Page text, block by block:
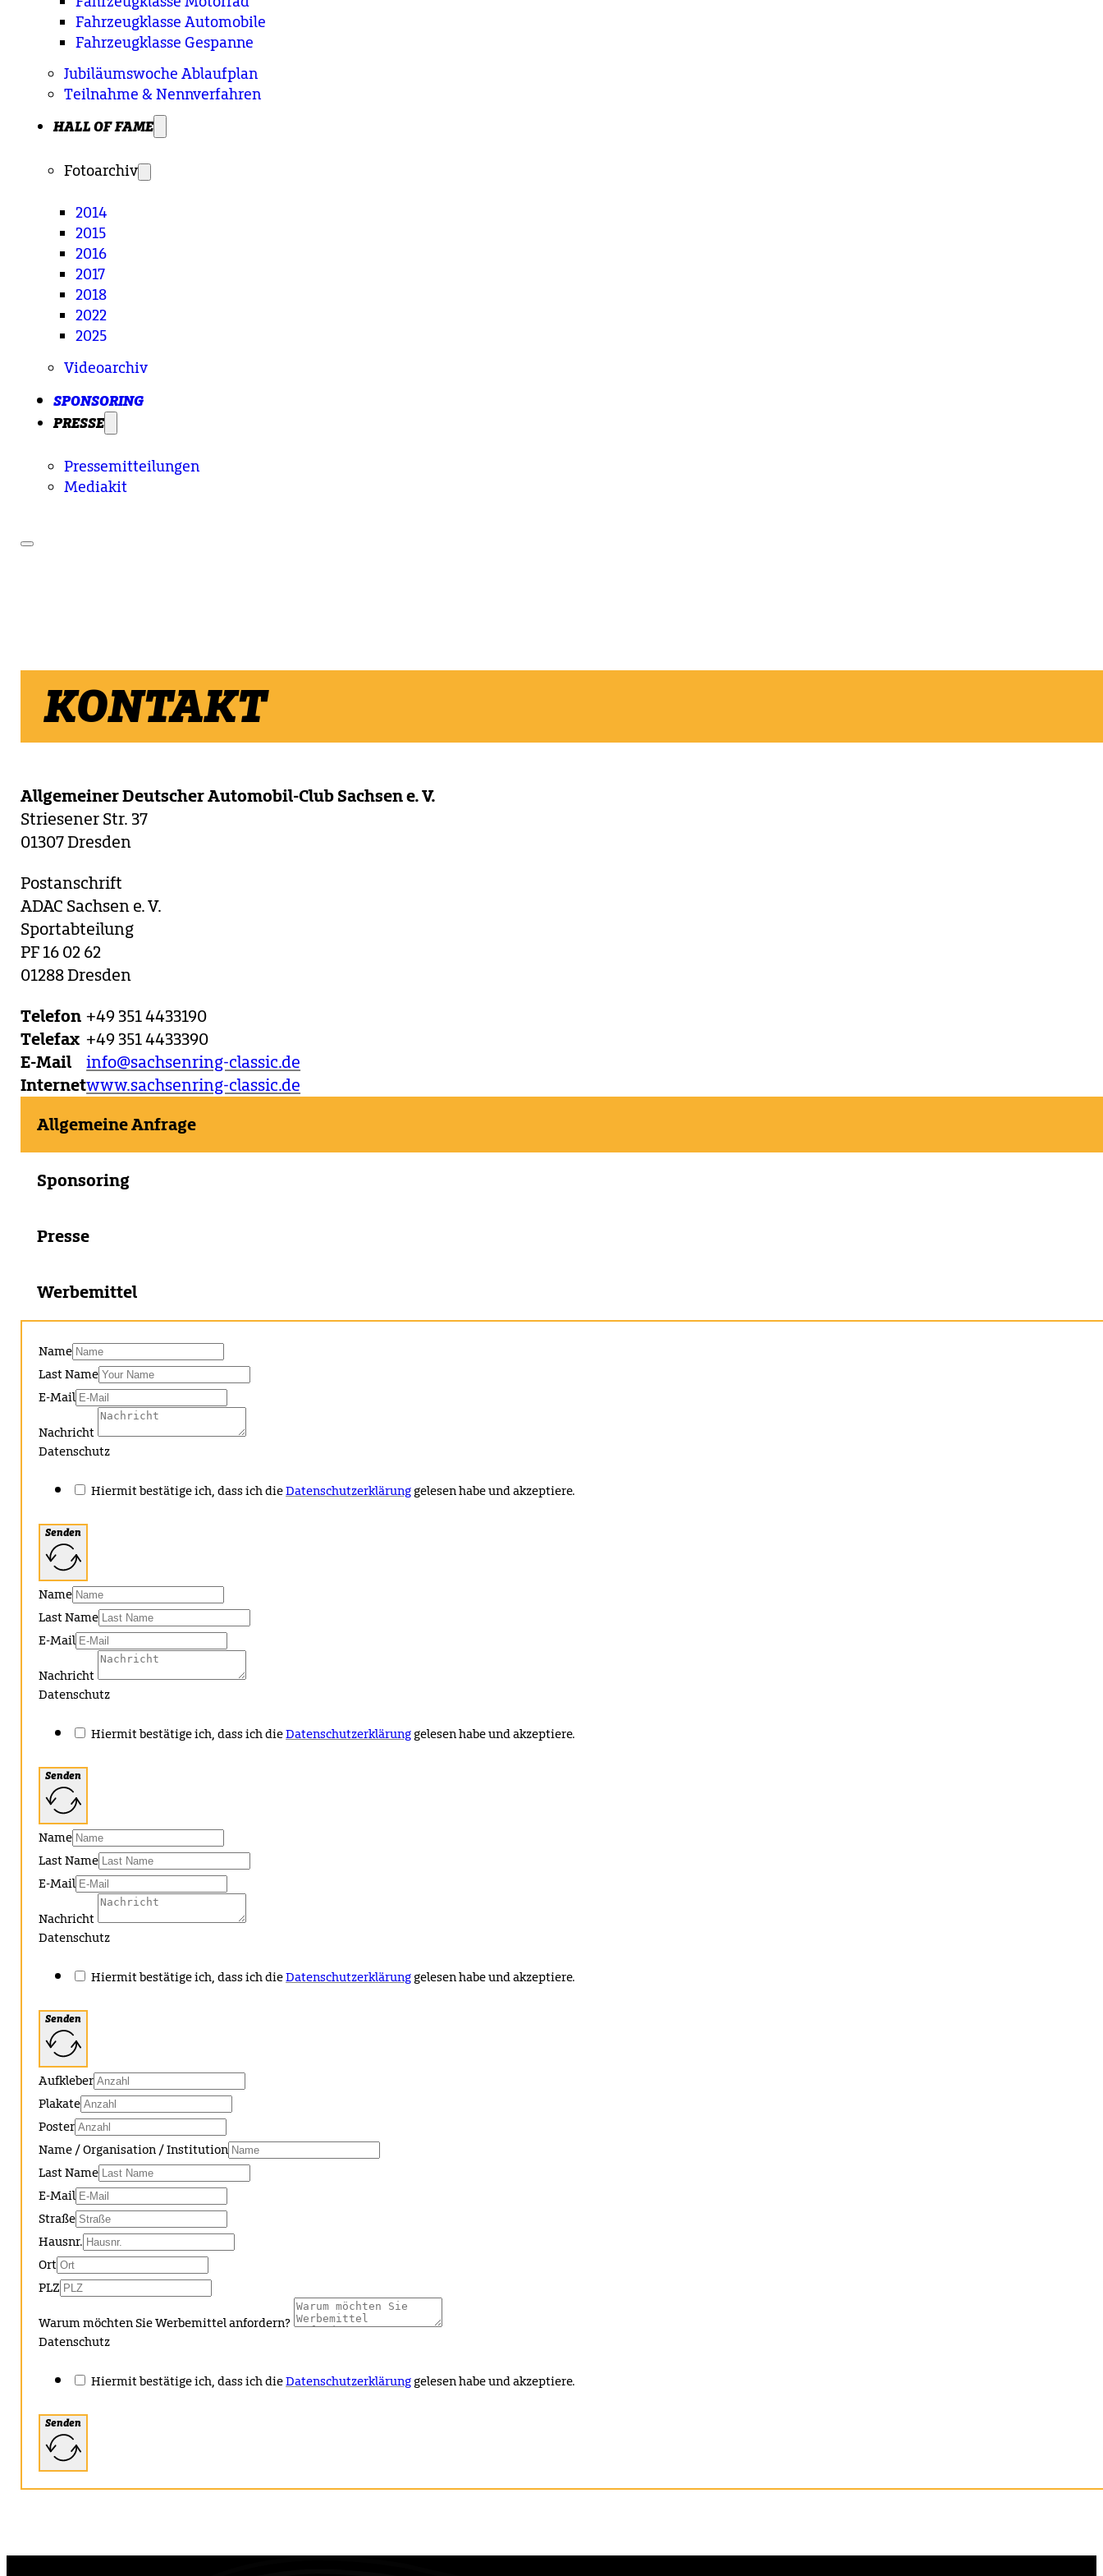
Fahrzeugklasse Automobile
Fahrzeugklasse Gespanne
Jubiläumswoche Ablaufplan
Teilnahme & Nennverfahren
HALL OF FAME
Fotoarchiv
2014
2015
2016
2017
2018
2022
2025
Videoarchiv
SPONSORING
PRESSE
Pressemitteilungen
Mediakit
KONTAKT
Allgemeiner Deutscher Automobil-Club Sachsen e. V.
Striesener Str. 37
01307 Dresden
Postanschrift
ADAC Sachsen e. V.
Sportabteilung
PF 16 02 62
01288 Dresden
Telefon +49 351 4433190
Telefax +49 351 4433390
E-Mail
info@sachsenring-classic.de
Internetwww.sachsenring-classic.de
Allgemeine Anfrage
Sponsoring
Presse
Werbemittel
Name
Last Name
E-Mail
Nachricht
Datenschutz
Hiermit bestätige ich, dass ich dieDatenschutzerklärung gelesen habe und akzeptiere.
Senden
Name
Last Name
E-Mail
Nachricht
Datenschutz
Hiermit bestätige ich, dass ich dieDatenschutzerklärung gelesen habe und akzeptiere.
Senden
Name
Last Name
E-Mail
Nachricht
Datenschutz
Hiermit bestätige ich, dass ich dieDatenschutzerklärung gelesen habe und akzeptiere.
Senden
Aufkleber
Plakate
Poster
Name / Organisation / Institution
Last Name
E-Mail
Straße
Hausnr.
Ort
PLZ
Warum möchten Sie Werbemittel anfordern?
Datenschutz
Hiermit bestätige ich, dass ich dieDatenschutzerklärung gelesen habe und akzeptiere.
Senden